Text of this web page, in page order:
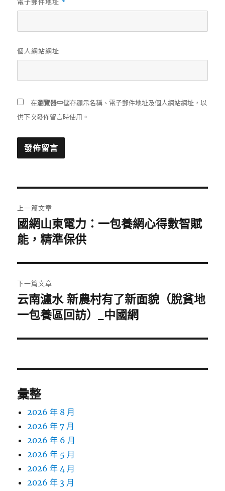
*
個人網站網址
在瀏覽器中儲存顯示名稱、電子郵件地址及個人網站網址，以
供下次發佈留言時使用。
章
導
覽
上一篇文章
上
一
文
章:
國網山東電力：一包養網心得數智賦
能，精準保供
下一篇文章
下
一
文
云南瀘水 新農村有了新面貌（脫貧地
一包養區回訪）_中國網
彙整
2026 年 8 月
2026 年 7 月
2026 年 6 月
2026 年 5 月
2026 年 4 月
2026 年 3 月